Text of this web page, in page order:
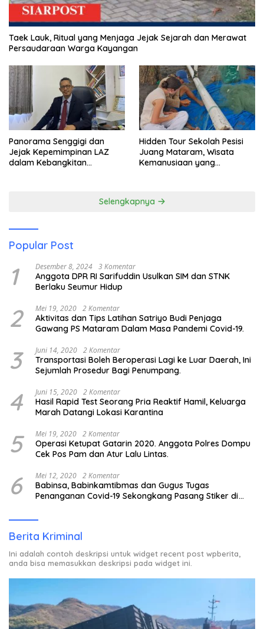
Taek Lauk, Ritual yang Menjaga Jejak Sejarah dan Merawat
Persaudaraan Warga Kayangan
Panorama Senggigi dan
Jejak Kepemimpinan LAZ
dalam Kebangkitan
Hidden Tour Sekolah Pesisi
Juang Mataram, Wisata
Kemanusiaan yang
Selengkapnya
Popular Post
1 Desember 8, 2024 3 Komentar
Anggota DPR RI Sarifuddin Usulkan SIM dan STNK
Berlaku Seumur Hidup
2 Mei 19, 2020 2 Komentar
Aktivitas dan Tips Latihan Satriyo Budi Penjaga
Gawang PS Mataram Dalam Masa Pandemi Covid-19.
3 Juni 14, 2020 2 Komentar
Transportasi Boleh Beroperasi Lagi ke Luar Daerah, Ini
Sejumlah Prosedur Bagi Penumpang.
4 Juni 15, 2020 2 Komentar
Hasil Rapid Test Seorang Pria Reaktif Hamil, Keluarga
Marah Datangi Lokasi Karantina
5 Mei 19, 2020 2 Komentar
Operasi Ketupat Gatarin 2020. Anggota Polres Dompu
Cek Pos Pam dan Atur Lalu Lintas.
6 Mei 12, 2020 2 Komentar
Babinsa, Babinkamtibmas dan Gugus Tugas
Penanganan Covid-19 Sekongkang Pasang Stiker di
Berita Kriminal
Ini adalah contoh deskripsi untuk widget recent post wpberita,
anda bisa memasukkan deskripsi pada widget ini.